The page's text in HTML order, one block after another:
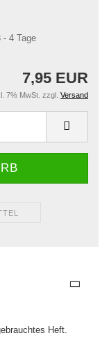
- 4 Tage
7,95 EUR
7% MwSt. zzgl. Versand
Heft.